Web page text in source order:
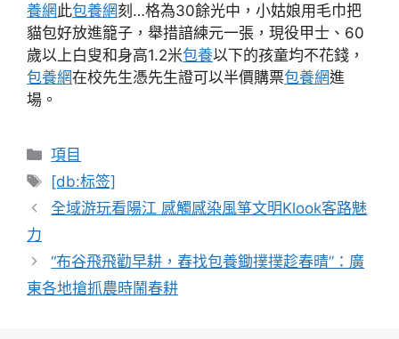
養網 此包養網刻…格為30餘光中，小姑娘用毛巾把
貓包好放進籠子，舉措諳練元一張，現役甲士、60
歲以上白叟和身高1.2米包養以下的孩童均不花錢，
包養網在校先生憑先生證可以半價購票包養網進
場。
分
類
項目
標
籤
[db:标签]
全域游玩看陽江 感觸感染風箏文明Klook客路魅
力
“布谷飛飛勸早耕，舂找包養鋤撲撲趁春晴”：廣
東各地搶抓農時鬧春耕